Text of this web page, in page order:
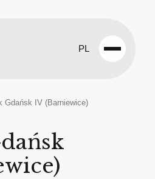
PL
Open
Gdańsk IV (Barniewice)